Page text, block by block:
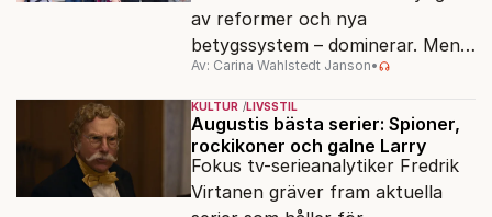
av reformer och nya
betygssystem – dominerar. Men
vem äger berättelsen om skolan?
Av: Carina Wahlstedt Janson•
KULTUR LIVSSTIL
Augustis bästa serier: Spioner,
rockikoner och galne Larry
Fokus tv-serieanalytiker Fredrik
Virtanen gräver fram aktuella